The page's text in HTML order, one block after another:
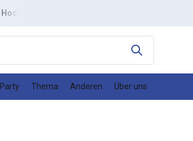
Preis-Leistungs-Verhältnis
Party Thema Anderen Über uns